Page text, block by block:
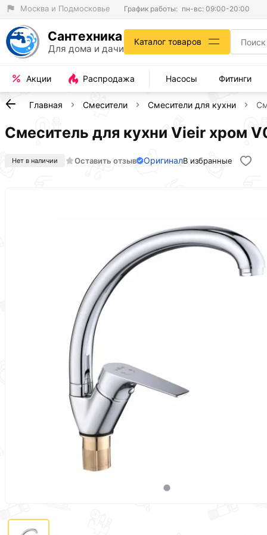
Москва и Подмосковье График работы: пн-вс: 09:00-20:00
Сантехника
Для дома и дачи
Каталог товаров
Акции Распродажа Насосы Фитинги
Главная Смесители Смесители для кухни
Смеситель для кухни Vieir хром
Нет в наличии Оставить отзыв ОригиналВ избранные